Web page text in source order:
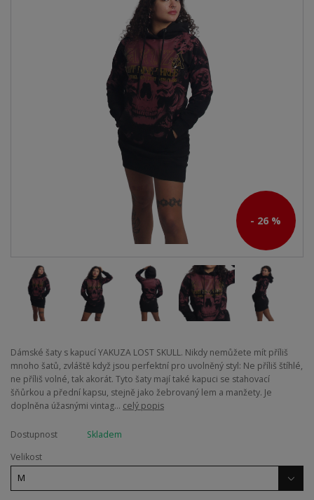
- 26 %
Dámské šaty s kapucí YAKUZA LOST SKULL. Nikdy nemůžete mít příliš
mnoho šatů, zvláště když jsou perfektní pro uvolněný styl: Ne příliš štíhlé,
ne příliš volné, tak akorát. Tyto šaty mají také kapuci se stahovací
šňůrkou a přední kapsu, stejně jako žebrovaný lem a manžety. Je
doplněna úžasnými vintag... celý popis
Dostupnost
Skladem
Velikost